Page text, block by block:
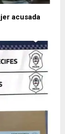
acusada